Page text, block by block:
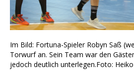
Im Bild: Fortuna-Spieler Robyn Saß
Torwurf an. Sein Team war den
jedoch deutlich unterlegen.Foto: